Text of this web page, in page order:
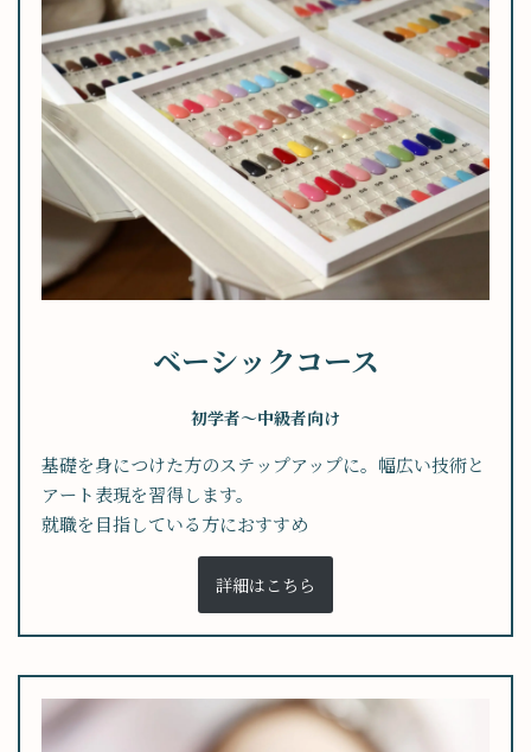
ベーシックコース
初学者～中級者向け
基礎を身につけた方のステップアップに。幅広い技術と
アート表現を習得します。
就職を目指している方におすすめ
詳細はこちら